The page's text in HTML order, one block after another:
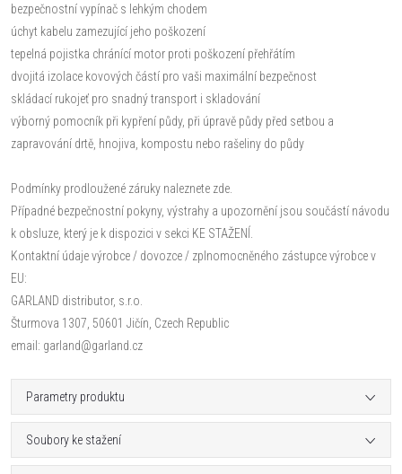
bezpečnostní vypínač s lehkým chodem
úchyt kabelu zamezující jeho poškození
tepelná pojistka chránící motor proti poškození přehřátím
dvojitá izolace kovových částí pro vaši maximální bezpečnost
skládací rukojeť pro snadný transport i skladování
výborný pomocník při kypření půdy, při úpravě půdy před setbou a
zapravování drtě, hnojiva, kompostu nebo rašeliny do půdy
Podmínky prodloužené záruky naleznete zde.
Případné bezpečnostní pokyny, výstrahy a upozornění jsou součástí návodu
k obsluze, který je k dispozici v sekci KE STAŽENÍ.
Kontaktní údaje výrobce / dovozce / zplnomocněného zástupce výrobce v
EU:
GARLAND distributor, s.r.o.
Šturmova 1307, 50601 Jičín, Czech Republic
email: garland@garland.cz
Parametry produktu
Soubory ke stažení